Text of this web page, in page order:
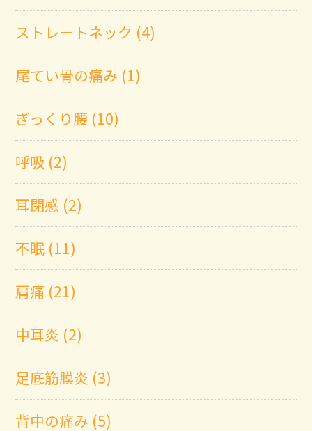
ストレートネック (4)
尾てい骨の痛み (1)
ぎっくり腰 (10)
呼吸 (2)
耳閉感 (2)
不眠 (11)
肩痛 (21)
中耳炎 (2)
足底筋膜炎 (3)
背中の痛み (5)